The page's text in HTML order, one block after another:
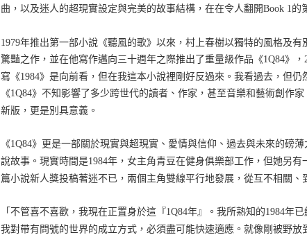
曲，以及迷人的超現實設定與完美的故事結構，在在令人翻開Book 1的
1979年推出第一部小說《聽風的歌》以來，村上春樹以獨特的風格及
驚豔之作，並在他寫作邁向三十週年之際推出了重量級作品《1Q84》
寫《1984》是向前看，但在我這本小說裡剛好反過來。我看過去，但
《1Q84》不知影響了多少跨世代的讀者、作家，甚至音樂和藝術創作
新版，更是別具意義。
《1Q84》更是一部關於現實與超現實、愛情與信仰、過去與未來的磅
說故事。現實時間是1984年，女主角青豆在健身俱樂部工作，但她另
篇小說新人獎投稿著迷不已，兩個主角雙線平行地發展，從互不相關
「不管喜不喜歡，我現在正置身於這『1Q84年』。我所熟知的1984年
我對帶有問號的世界的成立方式，必須盡可能快速適應。就像剛被野